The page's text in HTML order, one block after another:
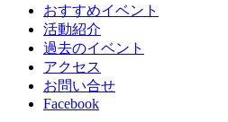
おすすめイベント
活動紹介
過去のイベント
アクセス
お問い合せ
Facebook